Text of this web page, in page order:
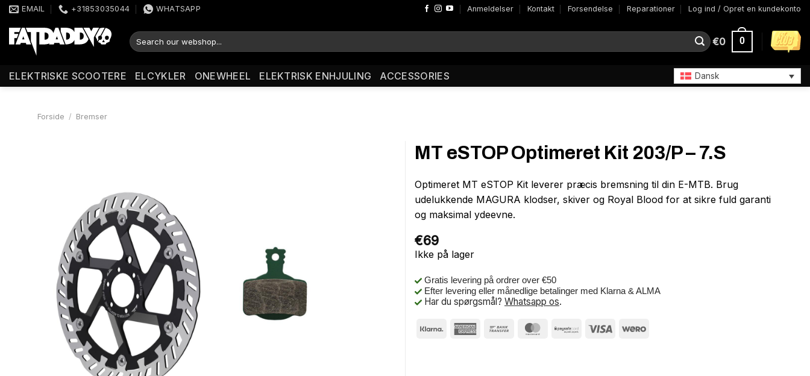
Fortsæt
indhold
EMAIL +31853035044 WHATSAPP Anmeldelser Kontakt Forsendelse Reparationer Log ind / Opret en kundekonto
Søg
efter:
€0 0
ELEKTRISKE SCOOTERE ELCYKLER ONEWHEEL ELEKTRISK ENHJULING ACCESSORIES Dansk
Forside / Bremser
MT eSTOP Optimeret Kit 203/P – 7.S
Optimeret MT eSTOP Kit leverer præcis bremsning til din E-MTB. Brug
udelukkende MAGURA klodser, skiver og Royal Blood for at sikre fuld garanti
og maksimal ydeevne.
€69
Ikke på lager
Gratis levering på ordrer over €50
Efter levering eller månedlige betalinger med Klarna & ALMA
Har du spørgsmål? Whatsapp os.